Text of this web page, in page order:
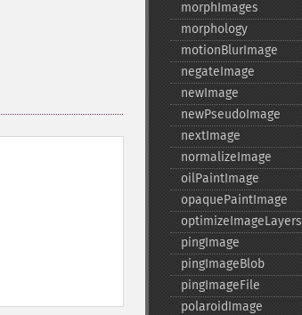
morphImages
morphology
motionBlurImage
negateImage
newImage
newPseudoImage
nextImage
normalizeImage
oilPaintImage
opaquePaintImage
optimizeImageLayers
pingImage
pingImageBlob
pingImageFile
polaroidImage